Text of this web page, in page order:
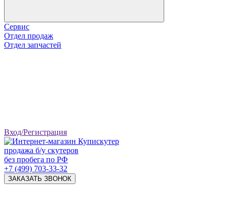
Сервис
Отдел продаж
Отдел запчастей
Вход/Регистрация
продажа б/у скутеров
без пробега по РФ
+7 (499) 703-33-32
ЗАКАЗАТЬ ЗВОНОК